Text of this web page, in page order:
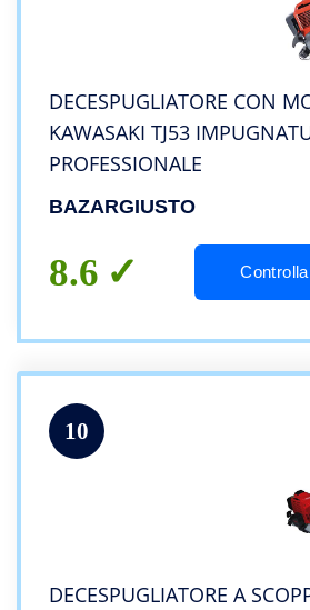
DECESPUGLIATORE CON
KAWASAKI TJ53
PROFESSIONALE
BAZARGIUSTO
8.6
10
DECESPUGLIATORE A